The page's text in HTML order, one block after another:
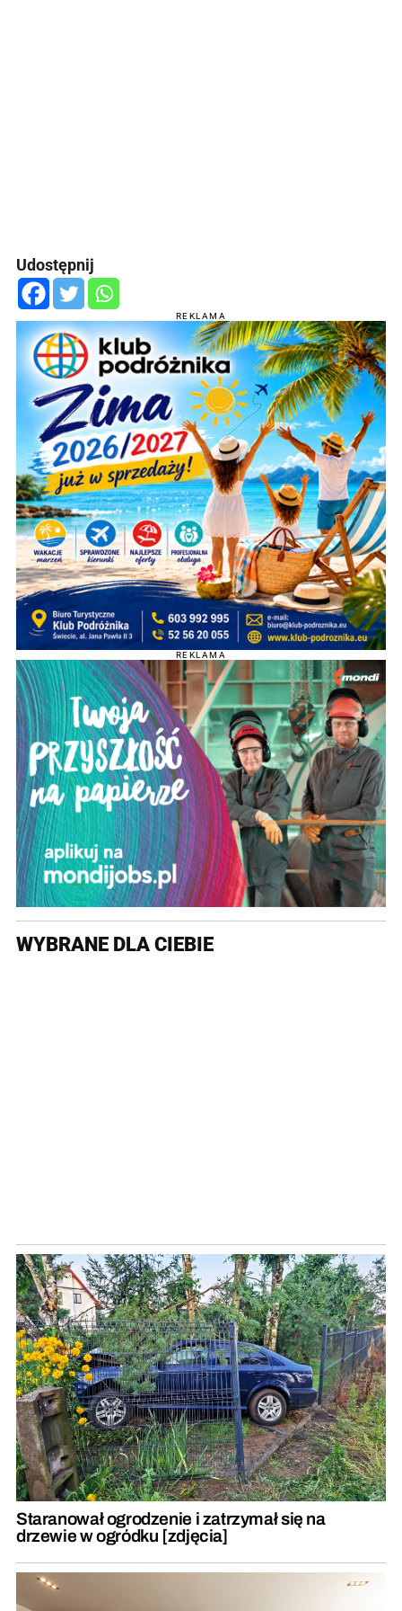
Udostępnij
REKLAMA
REKLAMA
WYBRANE DLA CIEBIE
Staranował ogrodzenie i zatrzymał się na
drzewie w ogródku [zdjęcia]